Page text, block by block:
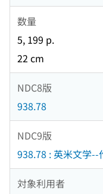
数量
5, 199 p.
22 cm
NDC8版
938.78
NDC9版
938.78 : 英米文学
対象利用者